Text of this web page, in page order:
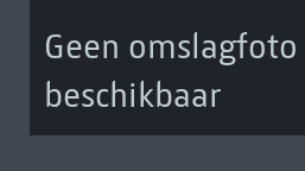
Geen omslagfoto
beschikbaar